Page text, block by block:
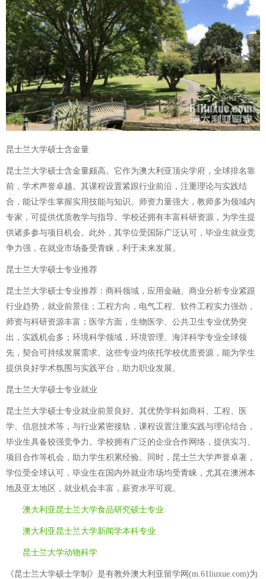
昆士兰大学硕士含金量
昆士兰大学硕士含金量颇高。它作为澳大利亚顶尖学府，全球排名靠
前，学术声誉卓越。其课程设置紧跟行业前沿，注重理论与实践结
合，能让学生掌握实用技能与知识。师资力量强大，教师多为领域内
专家，可提供优质教学与指导。学校还拥有丰富科研资源，为学生提
供诸多参与项目机会。此外，其学位受国际广泛认可，毕业生就业竞
争力强，在就业市场备受青睐，利于未来发展。
昆士兰大学硕士专业推荐
昆士兰大学硕士专业推荐：商科领域，应用金融、商业分析专业紧跟
行业趋势，就业前景佳；工程方向，电气工程、软件工程实力强劲，
师资与科研资源丰富；医学方面，生物医学、公共卫生专业优势突
出，实践机会多；环境科学领域，环境管理、海洋科学专业全球领
先，契合可持续发展需求。这些专业均依托学校优质资源，能为学生
提供良好学术氛围与实践平台，助力职业发展。
昆士兰大学硕士专业就业
昆士兰大学硕士专业就业前景良好。其优势学科如商科、工程、医
学、信息技术等，与行业紧密接轨，课程设置注重实践与理论结合，
毕业生具备较强竞争力。学校拥有广泛的企业合作网络，提供实习、
项目合作等机会，助力学生积累经验。同时，昆士兰大学声誉卓著，
学位受全球认可，毕业生在国内外就业市场均受青睐，尤其在澳洲本
地及亚太地区，就业机会丰富，薪资水平可观。
澳大利亚昆士兰大学食品研究硕士专业
澳大利亚昆士兰大学新闻学本科专业
昆士兰大学动物科学
《昆士兰大学硕士学制》是有教外澳大利亚留学网(m.61liuxue.com)为